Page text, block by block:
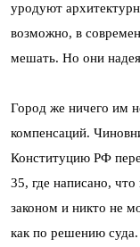
уродуют
возможно, в
мешать. Но они
Город же ничего им
компенсаций.
Конституцию РФ
35, где написано,
законом и никто не
как по решению